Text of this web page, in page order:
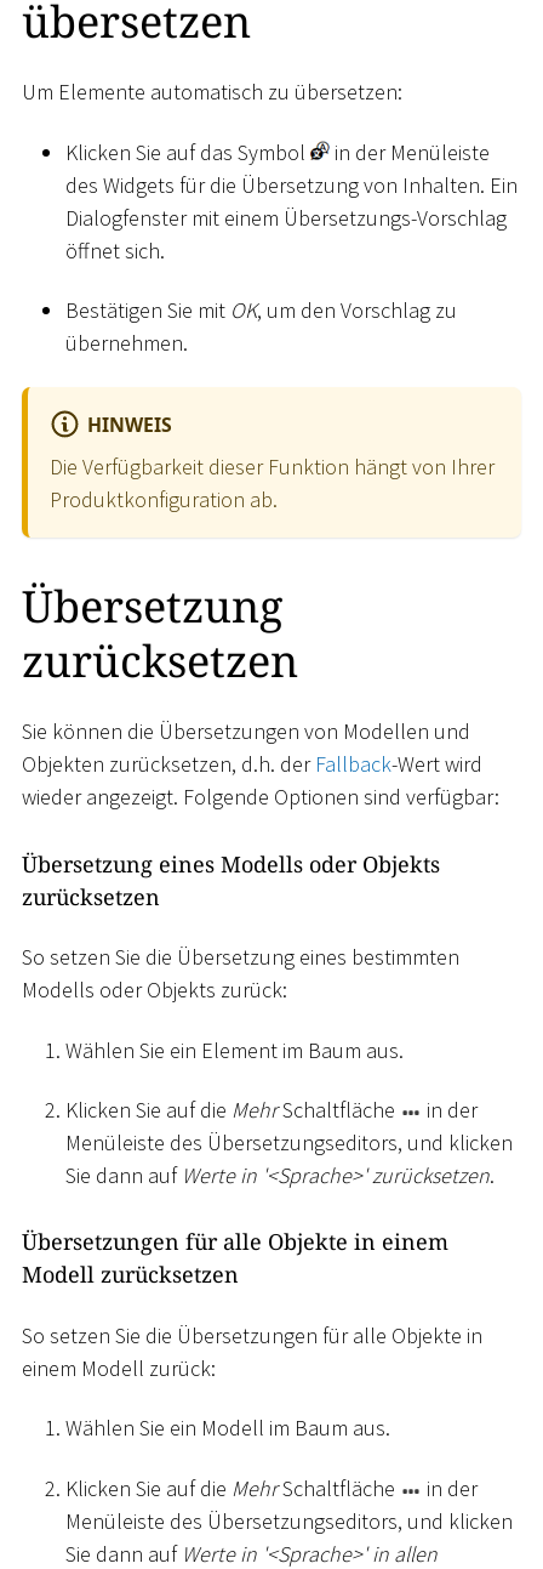
übersetzen
Um Elemente automatisch zu übersetzen:
Klicken Sie auf das Symbol
in der Menüleiste
des Widgets für die Übersetzung von Inhalten. Ein
Dialogfenster mit einem Übersetzungs-Vorschlag
öffnet sich.
Bestätigen Sie mit OK, um den Vorschlag zu
übernehmen.
HINWEIS
Die Verfügbarkeit dieser Funktion hängt von Ihrer
Produktkonfiguration ab.
Übersetzung
zurücksetzen
Sie können die Übersetzungen von Modellen und
Objekten zurücksetzen, d.h. der Fallback-Wert wird
wieder angezeigt. Folgende Optionen sind verfügbar:
Übersetzung eines Modells oder Objekts
zurücksetzen
So setzen Sie die Übersetzung eines bestimmten
Modells oder Objekts zurück:
Wählen Sie ein Element im Baum aus.
Klicken Sie auf die MehrSchaltfläche
in der
Menüleiste des Übersetzungseditors, und klicken
Sie dann auf Werte in ' <Sprache>' zurücksetzen.
Übersetzungen für alle Objekte in einem
Modell zurücksetzen
So setzen Sie die Übersetzungen für alle Objekte in
einem Modell zurück:
Wählen Sie ein Modell im Baum aus.
Klicken Sie auf die MehrSchaltfläche
in der
Menüleiste des Übersetzungseditors, und klicken
Sie dann auf Werte in ' <Sprache>' in allen